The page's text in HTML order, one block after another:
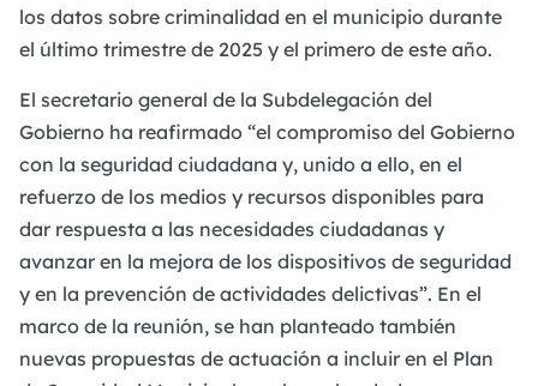
los datos sobre criminalidad en el municipio durante
el último trimestre de 2025 y el primero de este año.
El secretario general de la Subdelegación del
Gobierno ha reafirmado “el compromiso del Gobierno
con la seguridad ciudadana y, unido a ello, en el
refuerzo de los medios y recursos disponibles para
dar respuesta a las necesidades ciudadanas y
avanzar en la mejora de los dispositivos de seguridad
y en la prevención de actividades delictivas”. En el
marco de la reunión, se han planteado también
nuevas propuestas de actuación a incluir en el Plan